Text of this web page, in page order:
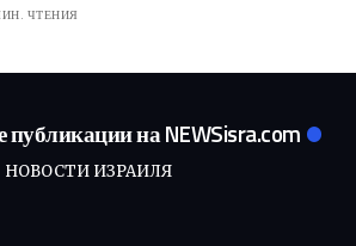
ЧТЕНИЯ
на NEWSisra.com
НОВОСТИ ИЗРАИЛЯ